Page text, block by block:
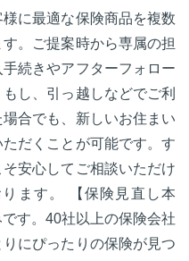
様に最適な保険商品を複数
。ご提案時から専属の担
続きやアフターフォロー
し、引っ越しなどでご利
合でも、新しいお住まい
だくことが可能です。す
安心してご相談いただけ
ます。 【保険見直し本
す。40社以上の保険会社
にぴったりの保険が見つ